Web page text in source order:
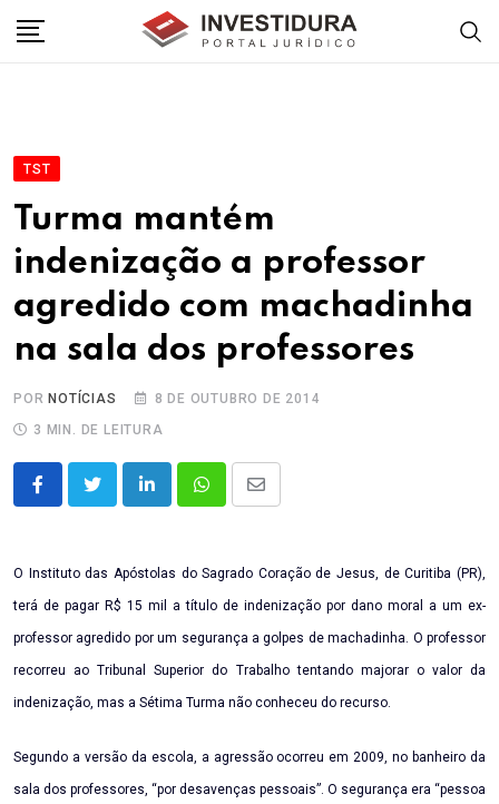
TST
Turma mantém
indenização a professor
agredido com machadinha
na sala dos professores
POR NOTÍCIAS
8 DE OUTUBRO DE 2014
3 MIN. DE LEITURA
LinkedInWhatsappShare
O Instituto das Apóstolas do Sagrado Coração de Jesus, de Curitiba (PR),
terá de pagar R$ 15 mil a título de indenização por dano moral a um ex-
professor agredido por um segurança a golpes de machadinha. O professor
recorreu ao Tribunal Superior do Trabalho tentando majorar o valor da
indenização, mas a Sétima Turma não conheceu do recurso.
Segundo a versão da escola, a agressão ocorreu em 2009, no banheiro da
sala dos professores, “por desavenças pessoais”. O segurança era “pessoa